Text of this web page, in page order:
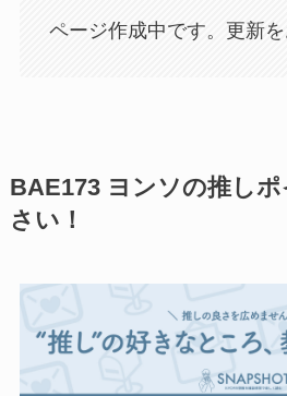
ページ作成中です。更新を
BAE173 ヨンソの推し
さい！